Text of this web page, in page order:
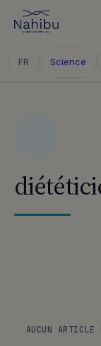
FR Science
AUCUN ARTICLE